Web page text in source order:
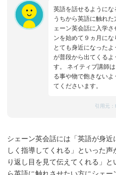
英語を話せるように
うちから英語に触れ
ェーン英会話に入学
ンを始めて９ヵ月に
とても身近になった
が普段から出てくるよ
す。 ネイティブ講師
る事や物で飽きないよ
てくださいます。
引用元：
シェーン英会話には「英語が身
しく指導してくれる」といった
り返し目を見て伝えてくれる」
ら英語に触れさせたい方にシェー